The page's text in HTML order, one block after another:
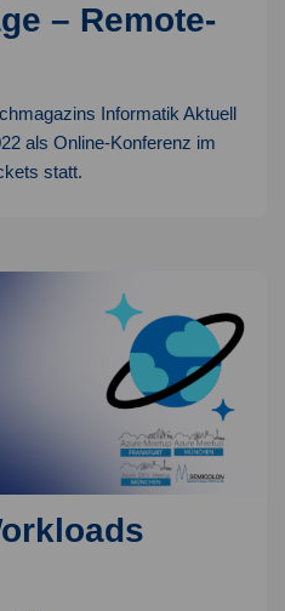
– Remote-
Informatik Aktuell
als Online-Konferenz im
statt.